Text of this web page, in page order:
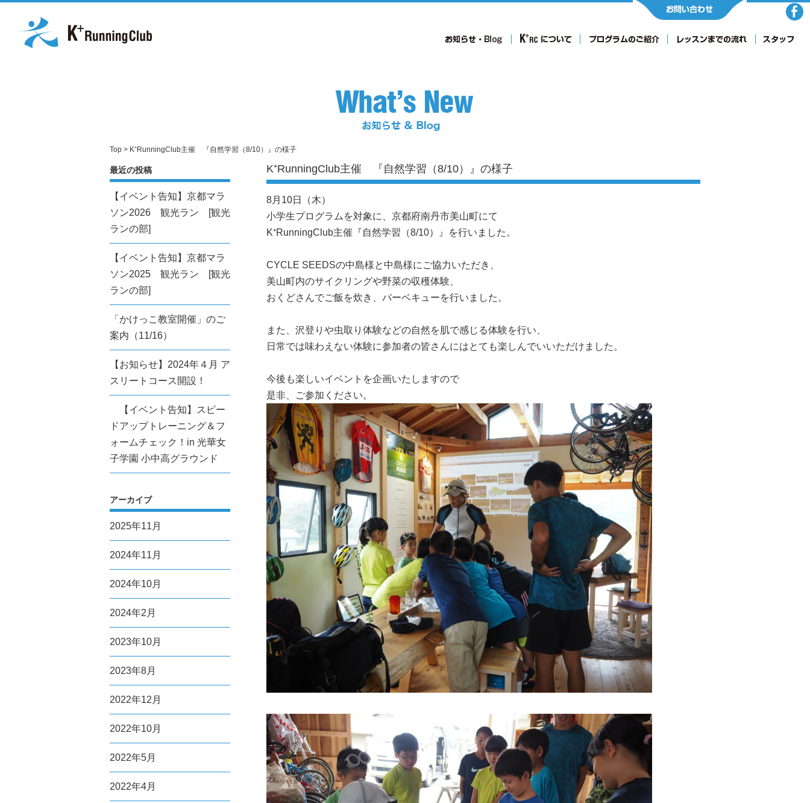
Top > K⁺RunningClub主催 『自然学習（8/10）』の様子
K⁺RunningClub主催 『自然学習（8/10）』の様子
8月10日（木）
小学生プログラムを対象に、京都府南丹市美山町にて
K⁺RunningClub主催『自然学習（8/10）』を行いました。
CYCLE SEEDSの中島様と中島様にご協力いただき、
美山町内のサイクリングや野菜の収穫体験、
おくどさんでご飯を炊き、バーベキューを行いました。
また、沢登りや虫取り体験などの自然を肌で感じる体験を行い、
日常では味わえない体験に参加者の皆さんにはとても楽しんでいいただけました。
今後も楽しいイベントを企画いたしますので
是非、ご参加ください。
最近の投稿
【イベント告知】京都マラ
ソン2026 観光ラン [観光
ランの部]
【イベント告知】京都マラ
ソン2025 観光ラン [観光
ランの部]
「かけっこ教室開催」のご
案内（11/16）
【お知らせ】2024年４月 ア
スリートコース開設！
【イベント告知】スピー
ドアップトレーニング＆フ
ォームチェック！in 光華女
子学園 小中高グラウンド
アーカイブ
2025年11月
2024年11月
2024年10月
2024年2月
2023年10月
2023年8月
2022年12月
2022年10月
2022年5月
2022年4月